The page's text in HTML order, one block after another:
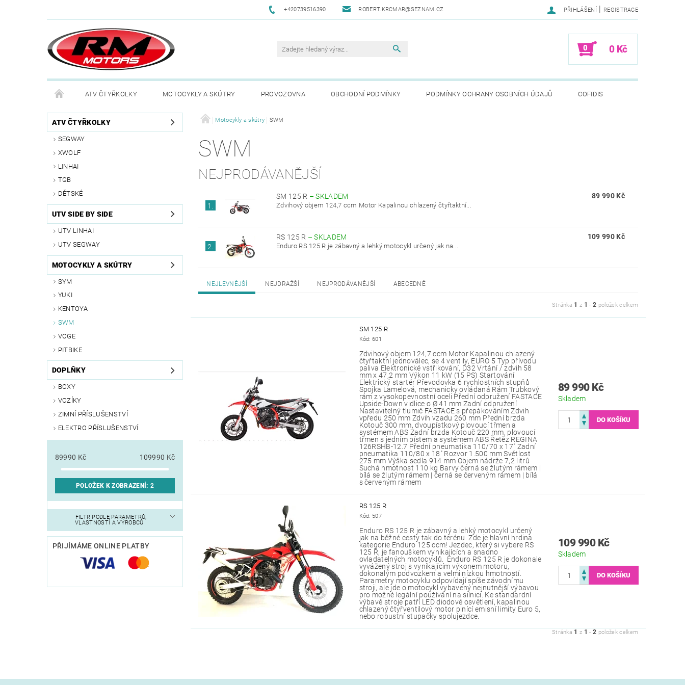
+420739516390 ROBERT.KRCMAR@SEZNAM.CZ PŘIHLÁŠENÍ | REGISTRACE
0 0 Kč
ATV ČTYŘKOLKY MOTOCYKLY A SKÚTRY PROVOZOVNA OBCHODNÍ PODMÍNKY PODMÍNKY OCHRANY OSOBNÍCH ÚDAJŮ COFIDIS
ATV ČTYŘKOLKY
SEGWAY
XWOLF
LINHAI
TGB
DĚTSKÉ
UTV SIDE BY SIDE
UTV LINHAI
UTV SEGWAY
MOTOCYKLY A SKÚTRY
SYM
YUKI
KENTOYA
SWM
VOGE
PITBIKE
DOPLŇKY
BOXY
VOZÍKY
ZIMNÍ PŘÍSLUŠENSTVÍ
ELEKTRO PŘÍSLUŠENSTVÍ
89990 Kč 109990 Kč
POLOŽEK K ZOBRAZENÍ: 2
FILTR PODLE PARAMETRŮ,
VLASTNOSTÍ A VÝROBCŮ
PŘIJÍMÁME ONLINE PLATBY
Motocykly a skútry SWM
SWM
NEJPRODÁVANĚJŠÍ
1.
SM 125 R –SKLADEM
Zdvihový objem 124,7 ccm Motor Kapalinou chlazený čtyřtaktní...
89 990 Kč
2.
RS 125 R –SKLADEM
Enduro RS 125 R je zábavný a lehký motocykl určený jak na...
109 990 Kč
NEJLEVNĚJŠÍ NEJDRAŽŠÍ NEJPRODÁVANĚJŠÍ ABECEDNĚ
Stránka 1 z 1 -2 položek celkem
SM 125 R
Kód:601
Zdvihový objem 124,7 ccm Motor Kapalinou chlazený
čtyřtaktní jednoválec, se 4 ventily, EURO 5 Typ přívodu
paliva Elektronické vstřikování, D32 Vrtání / zdvih 58
mm x 47,2 mm Výkon 11 kW (15 PS) Startování
Elektrický startér Převodovka 6 rychlostních stupňů
Spojka Lamelová, mechanicky ovládaná Rám Trubkový
rám z vysokopevnostní oceli Přední odpružení FASTACE
Upside-Down vidlice o Ø 41 mm Zadní odpružení
Nastavitelný tlumič FASTACE s přepákováním Zdvih
vpředu 250 mm Zdvih vzadu 260 mm Přední brzda
Kotouč 300 mm, dvoupístkový plovoucí třmen a
systémem ABS Zadní brzda Kotouč 220 mm, plovoucí
třmen s jedním pístem a systémem ABS Řetěz REGINA
126RSHB-12.7 Přední pneumatika 110/70 x 17" Zadní
pneumatika 110/80 x 18" Rozvor 1.500 mm Světlost
275 mm Výška sedla 914 mm Objem nádrže 7,2 litrů
Suchá hmotnost 110 kg Barvy černá se žlutým rámem |
bílá se žlutým rámem | černá se červeným rámem | bílá
s červeným rámem
89 990 Kč
Skladem
RS 125 R
Kód: 507
Enduro RS 125 R je zábavný a lehký motocykl určený
jak na běžné cesty tak do terénu. Zde je hlavní hrdina
kategorie Enduro 125 ccm! Jezdec, který si vybere RS
125 R, je fanouškem vynikajících a snadno
ovladatelných motocyklů. Enduro RS 125 R je dokonale
vyvážený stroj s vynikajícím výkonem motoru,
dokonalým podvozkem a velmi nízkou hmotností.
Parametry motocyklu odpovídají spíše závodnímu
stroji, ale jde o motocykl vybavený nejnutnější výbavou
pro možné legální používání na silnici. Ke standardní
výbavě stroje patří LED diodové osvětlení, kapalinou
chlazený čtyřventilový motor plnící emisní limity Euro 5,
nebo robustní stupačky spolujezdce.
109 990 Kč
Skladem
Stránka 1 z 1 -2 položek celkem